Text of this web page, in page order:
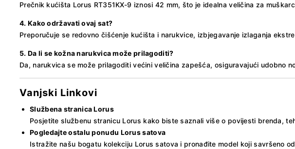
Prečnik kućišta Lorus RT351KX-9 iznosi 42 mm, što je idealna veličina za
4. Kako održavati ovaj sat?
Preporučuje se redovno čišćenje kućišta i narukvice, izbjegavanje izlaganja
5. Da li se kožna narukvica može prilagoditi?
Da, narukvica se može prilagoditi većini veličina zapešća, osiguravajući udobno
Vanjski Linkovi
Službena stranica Lorus
Posjetite službenu stranicu Lorus kako biste saznali više o povijesti brenda,
Pogledajte ostalu ponudu Lorus satova
Istražite našu bogatu kolekciju Lorus satova i pronađite model koji savršeno